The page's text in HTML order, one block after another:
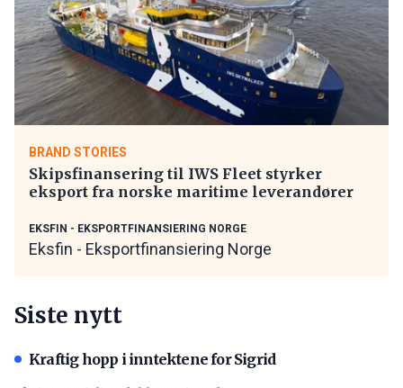
BRAND STORIES
Skipsfinansering til IWS Fleet styrker
eksport fra norske maritime leverandører
EKSFIN - EKSPORTFINANSIERING NORGE
Eksfin - Eksportfinansiering Norge
Siste nytt
Kraftig hopp i inntektene for Sigrid